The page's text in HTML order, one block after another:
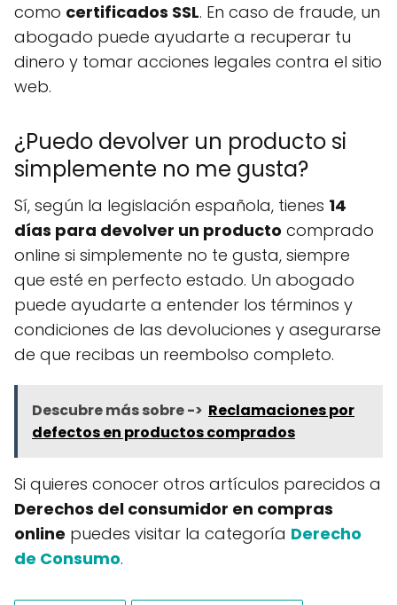
como certificados SSL. En caso de fraude, un
abogado puede ayudarte a recuperar tu
dinero y tomar acciones legales contra el sitio
web.
¿Puedo devolver un producto si
simplemente no me gusta?
Sí, según la legislación española, tienes 14
días para devolver un producto comprado
online si simplemente no te gusta, siempre
que esté en perfecto estado. Un abogado
puede ayudarte a entender los términos y
condiciones de las devoluciones y asegurarse
de que recibas un reembolso completo.
Descubre más sobre -> Reclamaciones por
defectos en productos comprados
Si quieres conocer otros artículos parecidos a
Derechos del consumidor en compras
online puedes visitar la categoría Derecho
de Consumo.